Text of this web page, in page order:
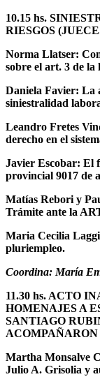
10.15 hs.
RIESGOS
Norma Llatser:
sobre el art. 3 de la
Daniela Favier: La
siniestralidad
Leandro Fretes
derecho en el
Javier Escobar: El
provincial 9017 de
Matías Rebori y
Trámite ante la
Maria Cecilia
pluriempleo.
Coordina: María
11.30 hs. ACTO
HOMENAJES A
SANTIAGO
ACOMPAÑARON
Martha Monsalve
Julio A. Grisolia y